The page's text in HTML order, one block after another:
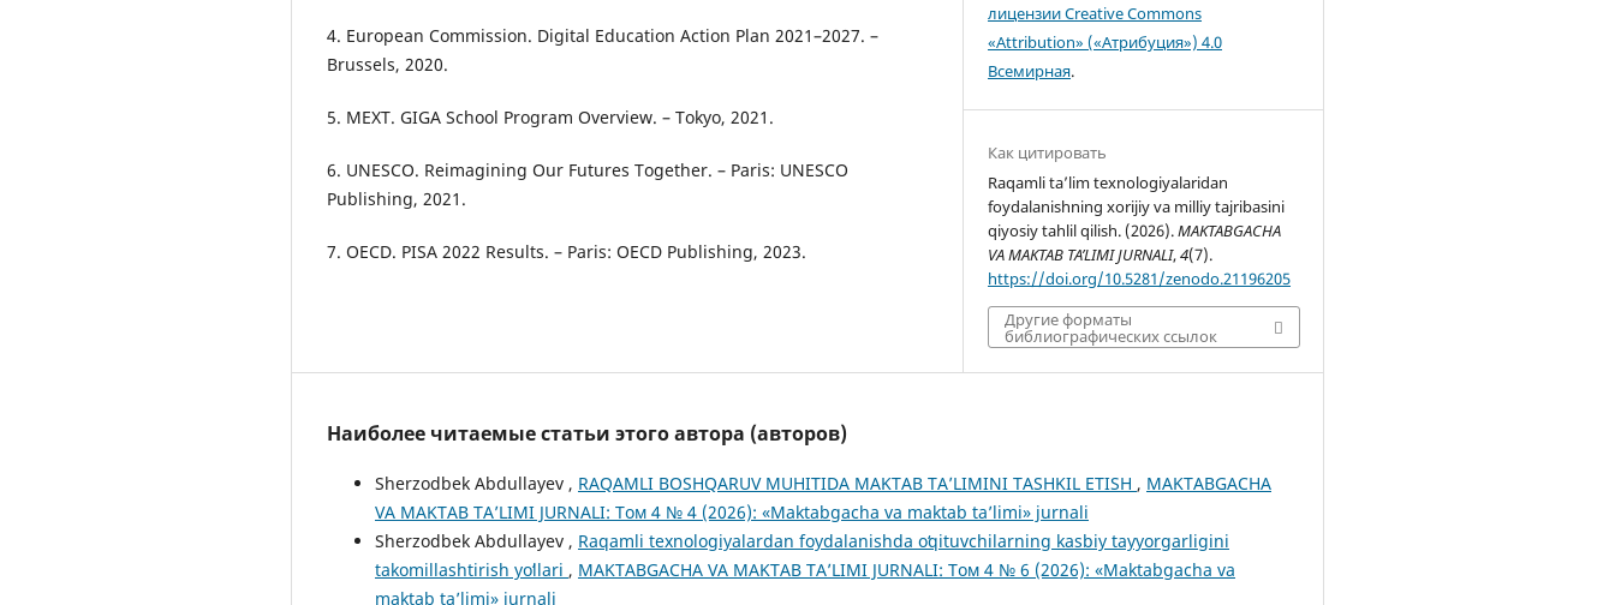
4. European Commission. Digital Education Action Plan 2021–2027. –
Brussels, 2020.
5. MEXT. GIGA School Program Overview. – Tokyo, 2021.
6. UNESCO. Reimagining Our Futures Together. – Paris: UNESCO
Publishing, 2021.
7. OECD. PISA 2022 Results. – Paris: OECD Publishing, 2023.
лицензии Creative Commons
«Attribution» («Атрибуция») 4.0
Всемирная.
Как цитировать
Raqamli ta’lim texnologiyalaridan
foydalanishning xorijiy va milliy tajribasini
qiyosiy tahlil qilish. (2026).MAKTABGACHA
VA MAKTAB TA’LIMI JURNALI,4(7).
https://doi.org/10.5281/zenodo.21196205
Другие форматы
библиографических ссылок
Наиболее читаемые статьи этого автора (авторов)
Sherzodbek Abdullayev , RAQAMLI BOSHQARUV MUHITIDA MAKTAB TA’LIMINI TASHKIL ETISH , MAKTABGACHA
VA MAKTAB TA’LIMI JURNALI: Том 4 № 4 (2026): «Maktabgacha va maktab ta’limi» jurnali
Sherzodbek Abdullayev , Raqamli texnologiyalardan foydalanishda oʻqituvchilarning kasbiy tayyorgarligini
takomillashtirish yoʻllari , MAKTABGACHA VA MAKTAB TA’LIMI JURNALI: Том 4 № 6 (2026): «Maktabgacha va
maktab ta’limi» jurnali